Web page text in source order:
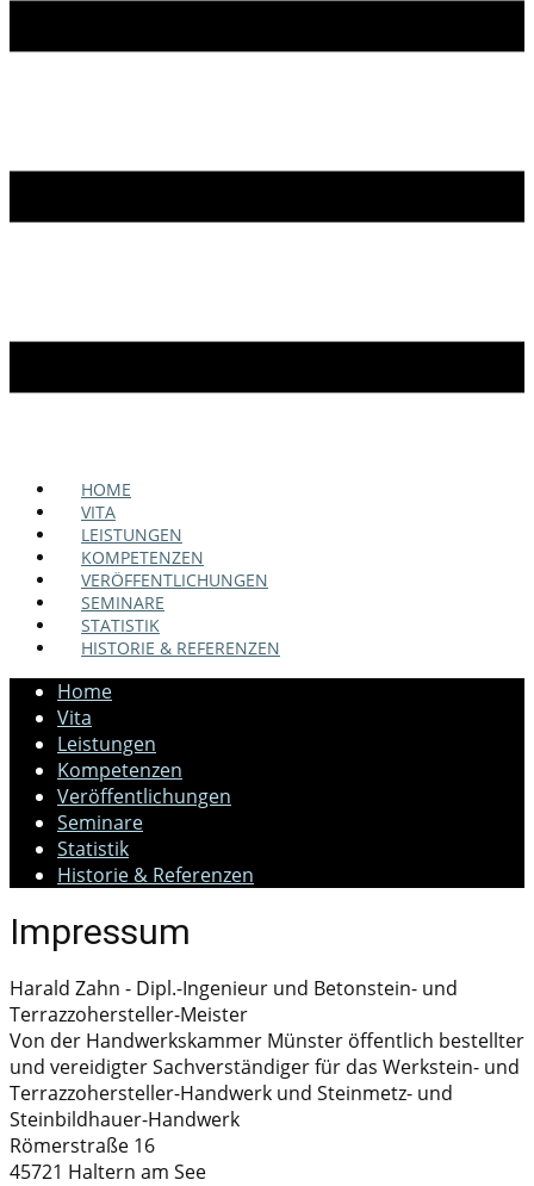
HOME
VITA
LEISTUNGEN
KOMPETENZEN
VERÖFFENTLICHUNGEN
SEMINARE
STATISTIK
HISTORIE & REFERENZEN
Home
Vita
Leistungen
Kompetenzen
Veröffentlichungen
Seminare
Statistik
Historie & Referenzen
Impressum
Harald Zahn - Dipl.-Ingenieur und Betonstein- und
Terrazzohersteller-Meister
Von der Handwerkskammer Münster öffentlich bestellter
und vereidigter Sachverständiger für das Werkstein- und
Terrazzohersteller-Handwerk und Steinmetz- und
Steinbildhauer-Handwerk
Römerstraße 16
45721 Haltern am See